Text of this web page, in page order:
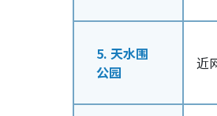
5. 天水围
公园
近